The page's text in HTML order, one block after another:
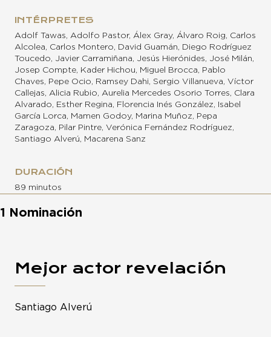
INTÉRPRETES
Adolf Tawas, Adolfo Pastor, Álex Gray, Álvaro Roig, Carlos
Alcolea, Carlos Montero, David Guamán, Diego Rodríguez
Toucedo, Javier Carramiñana, Jesús Hierónides, José Milán,
Josep Compte, Kader Hichou, Miguel Brocca, Pablo
Chaves, Pepe Ocio, Ramsey Dahi, Sergio Villanueva, Víctor
Callejas, Alicia Rubio, Aurelia Mercedes Osorio Torres, Clara
Alvarado, Esther Regina, Florencia Inés González, Isabel
García Lorca, Mamen Godoy, Marina Muñoz, Pepa
Zaragoza, Pilar Pintre, Verónica Fernández Rodríguez,
Santiago Alverú, Macarena Sanz
DURACIÓN
89 minutos
1 Nominación
Mejor actor revelación
Santiago Alverú